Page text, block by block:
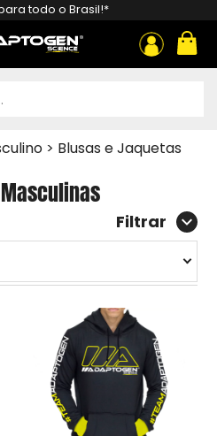
todo o Brasil!*
ou
> Blusas e Jaquetas
Filtrar